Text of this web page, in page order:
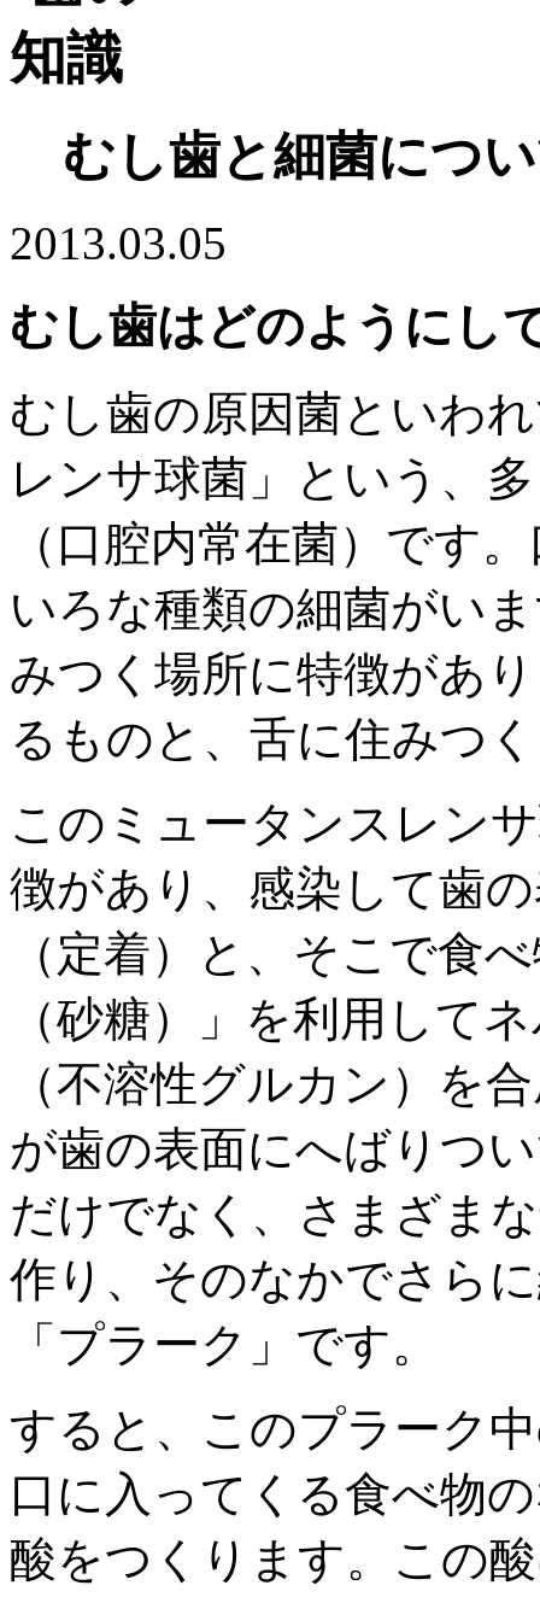
むし歯と細菌につ
2013.03.05
むし歯はどのようにし
むし歯の原因菌といわ
レンサ球菌」という、
（口腔内常在菌）です
いろな種類の細菌がい
みつく場所に特徴があ
るものと、舌に住みつ
このミュータンスレン
徴があり、感染して歯
（定着）と、そこで食
（砂糖）」を利用して
（不溶性グルカン）を
が歯の表面にへばりつ
だけでなく、さまざま
作り、そのなかでさら
「プラーク」です。
すると、このプラーク
口に入ってくる食べ物
酸をつくります。この